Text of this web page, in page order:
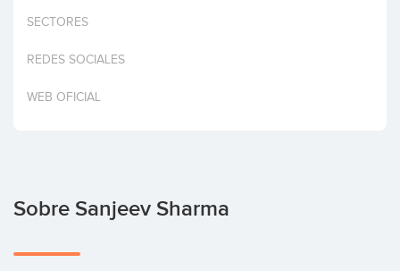
Invertir
SECTORES
REDES SOCIALES
WEB OFICIAL
Sobre Sanjeev Sharma